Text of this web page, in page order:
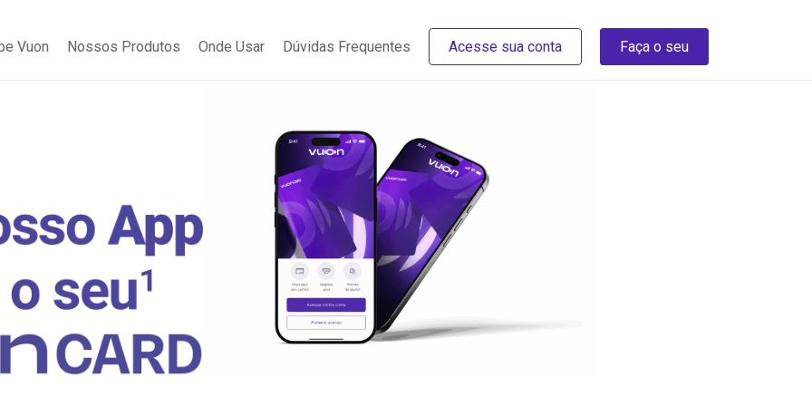
Vuon Nossos Produtos Onde Usar Dúvidas Frequentes Acesse sua conta Faça o seu